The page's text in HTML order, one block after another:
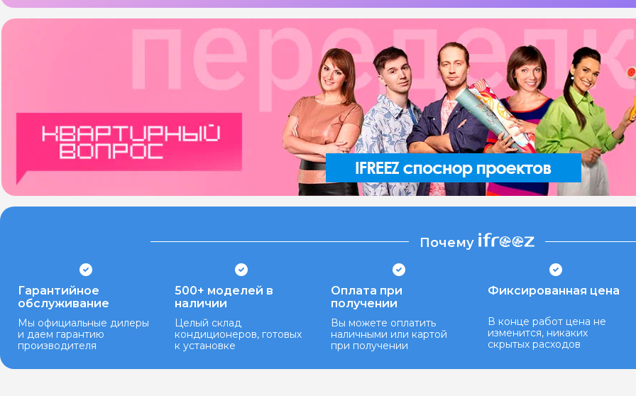
Почему
Гарантийное
обслуживание
Мы официальные дилеры
и даем гарантию
производителя
500+ моделей в
наличии
Целый склад
кондиционеров, готовых
к установке
Оплата при
получении
Вы можете оплатить
наличными или картой
при получении
Фиксированная цена
В конце работ цена не
изменится, никаких
скрытых расходов